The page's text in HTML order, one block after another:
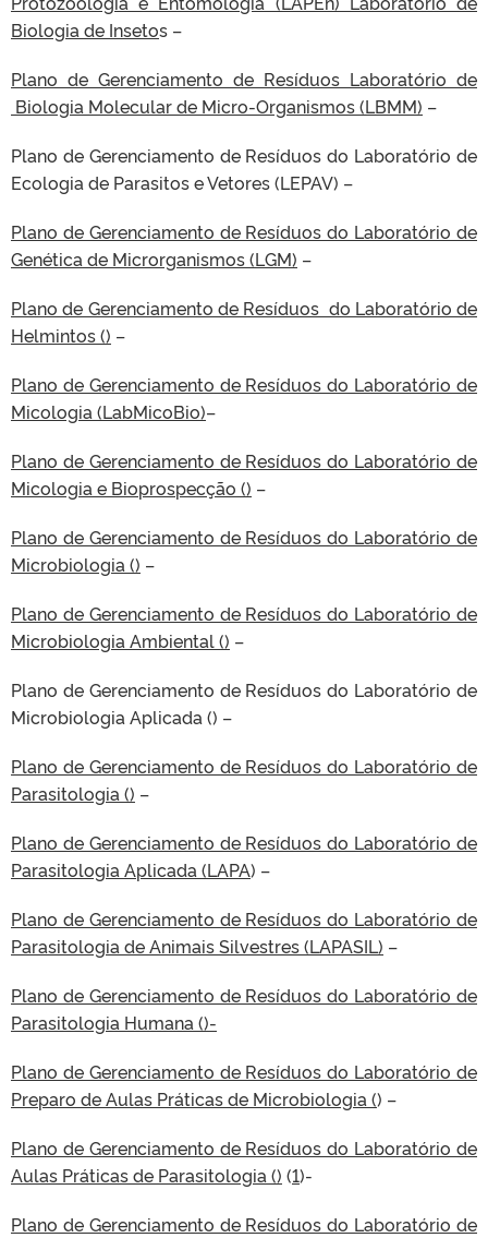
Biologia de Insetos –
Plano de Gerenciamento de Resíduos Laboratório de
Biologia Molecular de Micro-Organismos (LBMM) –
Plano de Gerenciamento de Resíduos do Laboratório de
Ecologia de Parasitos e Vetores (LEPAV) –
Plano de Gerenciamento de Resíduos do Laboratório de
Genética de Microrganismos (LGM) –
Plano de Gerenciamento de Resíduos do Laboratório de
Helmintos () –
Plano de Gerenciamento de Resíduos do Laboratório de
Micologia (LabMicoBio)–
Plano de Gerenciamento de Resíduos do Laboratório de
Micologia e Bioprospecção () –
Plano de Gerenciamento de Resíduos do Laboratório de
Microbiologia () –
Plano de Gerenciamento de Resíduos do Laboratório de
Microbiologia Ambiental () –
Plano de Gerenciamento de Resíduos do Laboratório de
Microbiologia Aplicada () –
Plano de Gerenciamento de Resíduos do Laboratório de
Parasitologia () –
Plano de Gerenciamento de Resíduos do Laboratório de
Parasitologia Aplicada (LAPA) –
Plano de Gerenciamento de Resíduos do Laboratório de
Parasitologia de Animais Silvestres (LAPASIL) –
Plano de Gerenciamento de Resíduos do Laboratório de
Parasitologia Humana ()-
Plano de Gerenciamento de Resíduos do Laboratório de
Preparo de Aulas Práticas de Microbiologia () –
Plano de Gerenciamento de Resíduos do Laboratório de
Aulas Práticas de Parasitologia () (1)-
Plano de Gerenciamento de Resíduos do Laboratório de